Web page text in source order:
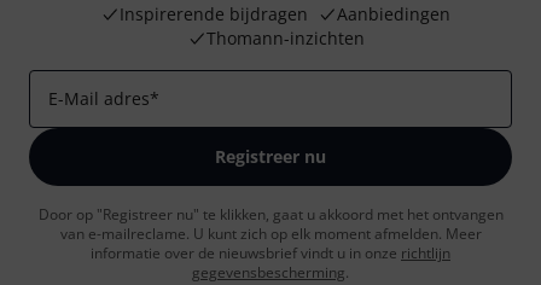
Inspirerende bijdragen
Aanbiedingen
Thomann-inzichten
E-Mail adres*
Registreer nu
Door op "Registreer nu" te klikken, gaat u akkoord met het ontvangen
van e-mailreclame. U kunt zich op elk moment afmelden. Meer
informatie over de nieuwsbrief vindt u in onze richtlijn
gegevensbescherming.